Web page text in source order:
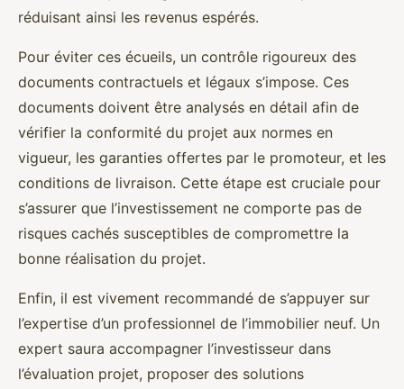
réduisant ainsi les revenus espérés.
Pour éviter ces écueils, un contrôle rigoureux des
documents contractuels et légaux s’impose. Ces
documents doivent être analysés en détail afin de
vérifier la conformité du projet aux normes en
vigueur, les garanties offertes par le promoteur, et les
conditions de livraison. Cette étape est cruciale pour
s’assurer que l’investissement ne comporte pas de
risques cachés susceptibles de compromettre la
bonne réalisation du projet.
Enfin, il est vivement recommandé de s’appuyer sur
l’expertise d’un professionnel de l’immobilier neuf. Un
expert saura accompagner l’investisseur dans
l’évaluation projet, proposer des solutions